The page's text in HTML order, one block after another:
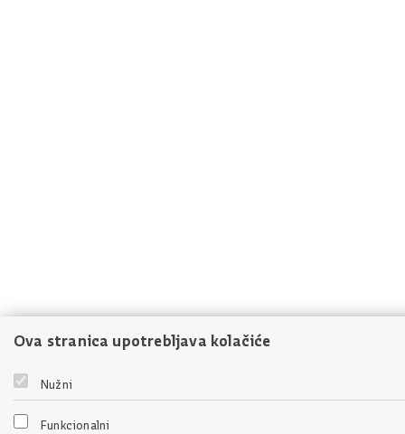
Ova stranica upotrebljava kolačiće
Nužni
Funkcionalni